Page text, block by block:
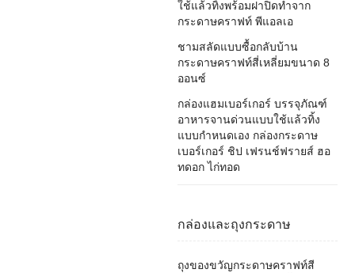
ใช้แล้วทิ้งพร้อมฝาปิดทำจาก
กระดาษคราฟท์ พีแอลเอ
ชามสลัดแบบซื้อกลับบ้าน
กระดาษคราฟท์สี่เหลี่ยมขนาด 8
ออนซ์
กล่องแฮมเบอร์เกอร์ บรรจุภัณฑ์
อาหารจานด่วนแบบใช้แล้วทิ้ง
แบบกำหนดเอง กล่องกระดาษ
เบอร์เกอร์ ชิป เฟรนช์ฟรายส์ ฮอ
ทดอก ไก่ทอด
กล่องและถุงกระดาษ
ถุงของขวัญกระดาษคราฟท์สี